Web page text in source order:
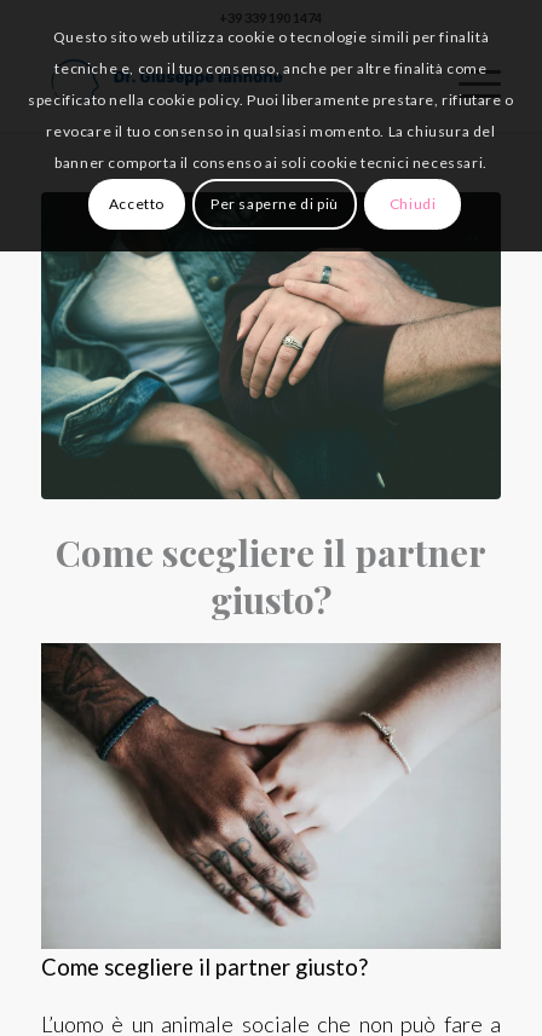
+39 339 190 1474
Come scegliere il partner
giusto?
Come scegliere il partner giusto?
L’uomo è un animale sociale che non può fare a
Questo sito web utilizza cookie o tecnologie simili per finalità
tecniche e, con il tuo consenso, anche per altre finalità come
specificato nella cookie policy. Puoi liberamente prestare, rifiutare o
revocare il tuo consenso in qualsiasi momento. La chiusura del
banner comporta il consenso ai soli cookie tecnici necessari.
Accetto Per saperne di più Chiudi